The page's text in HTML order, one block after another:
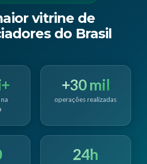
vitrine de
do Brasil
+30 mil
operações realizadas
24h